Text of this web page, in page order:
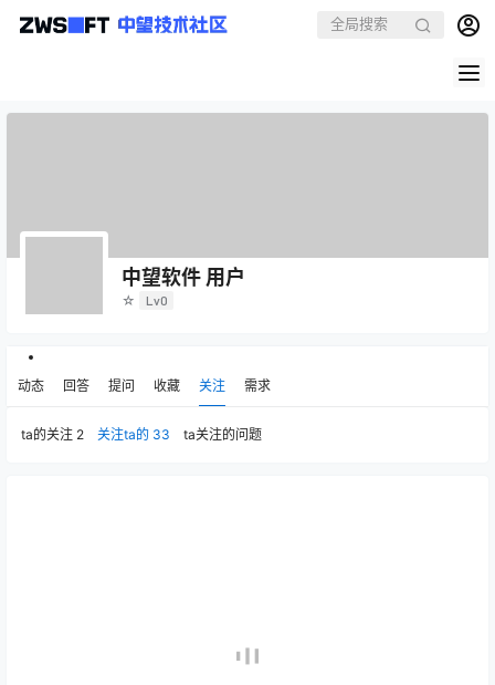
中望软件 用户
☆ Lv0
动态 回答 提问 收藏 关注 需求
ta的关注 2 关注ta的 33 ta关注的问题